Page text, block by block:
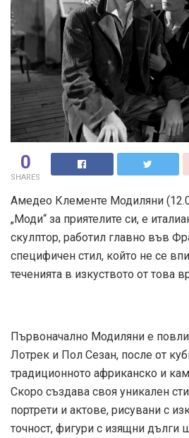
0
SHARES
Амедео Клементе Модиляни
„Моди“ за приятелите си, е
скулптор, работил главно във
специфичен стил, който не се
теченията в изкуството от това
Първоначално Модиляни е
Лотрек и Пол Сезан, после от
традиционното африканско и
Скоро създава своя уникален
портрети и актове, рисувани с
точност, фигури с изящни дълги